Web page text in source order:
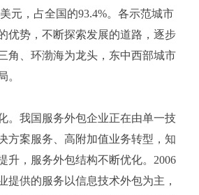
元，占全国的93.4%。各示范城市
优势，不断探索发展的道路，逐步
角、环渤海为龙头，东中西部城市
。
。我国服务外包企业正在由单一技
方案服务、高附加值业务转型，知
升，服务外包结构不断优化。2006
提供的服务以信息技术外包为主，